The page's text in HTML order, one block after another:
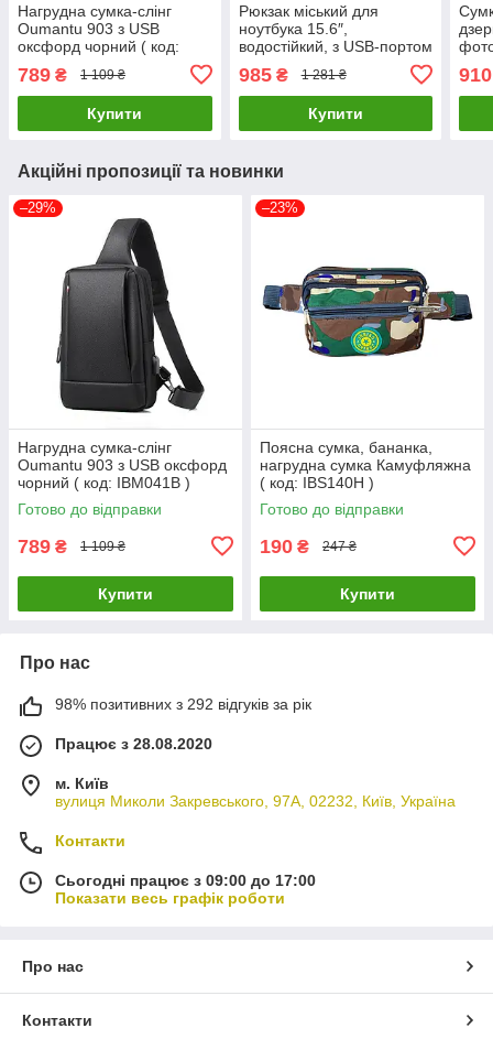
Нагрудна сумка-слінг
Oumantu 903 з USB
оксфорд чорний ( код:
789 ₴ 1 109 ₴
Купити
Рюкзак міський для
ноутбука 15.6″,
водостійкий, з USB-портом
985₴ 1 281 ₴
Купити
910
Акційні пропозиції та новинки
–29%
Нагрудна сумка-слінг
Oumantu 903 з USB оксфорд
чорний ( код: IBM041B )
Готово до відправки
789 ₴ 1 109 ₴
Купити
–23%
Поясна сумка, бананка,
нагрудна сумка Камуфляжна
( код: IBS140H )
Готово до відправки
190 ₴ 247 ₴
Купити
Про нас
98% позитивних з 292 відгуків за рік
Працює з 28.08.2020
м. Київ
вулиця Миколи Закревського, 97А, 02232, Київ, Україна
Контакти
Сьогодні працює з 09:00 до 17:00
Показати весь графік роботи
Про нас
Контакти